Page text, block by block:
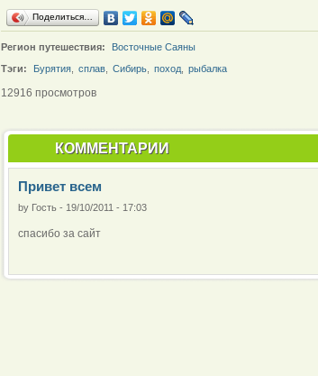
Поделиться…
Регион путешествия:
Восточные Саяны
Тэги:
Бурятия, сплав, Сибирь, поход, рыбалка
12916 просмотров
КОММЕНТАРИИ
Привет всем
by Гость- 19/10/2011 - 17:03
спасибо за сайт